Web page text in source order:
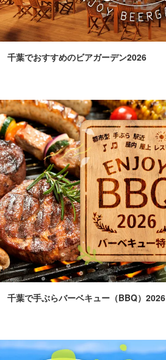
千葉でおすすめのビアガーデン2026
千葉で手ぶらバーベキュー（BBQ）2026